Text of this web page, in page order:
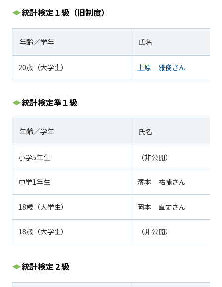
統計検定１級（旧制度）
年齢／学年 氏名
20歳（大学生） 上原 雅俊さん
統計検定準１級
年齢／学年 氏名
小学5年生 （非公開）
中学1年生 濱本 祐輔さん
18歳（大学生） 岡本 直丈さん
18歳（大学生） （非公開）
統計検定２級